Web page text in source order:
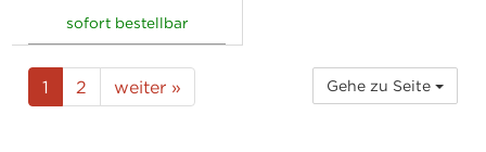
sofort bestellbar
1 2 weiter » Gehe zu Seite